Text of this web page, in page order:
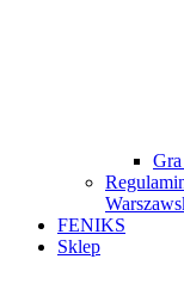
FENIKS
Sklep